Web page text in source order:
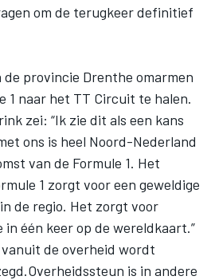
om de terugkeer definitief
de provincie Drenthe omarmen
1 naar het TT Circuit te halen.
zei: “Ik zie dit als een kans
ons is heel Noord-Nederland
van de Formule 1. Het
1 zorgt voor een geweldige
de regio. Het zorgt voor
één keer op de wereldkaart.”
de overheid wordt
is in andere